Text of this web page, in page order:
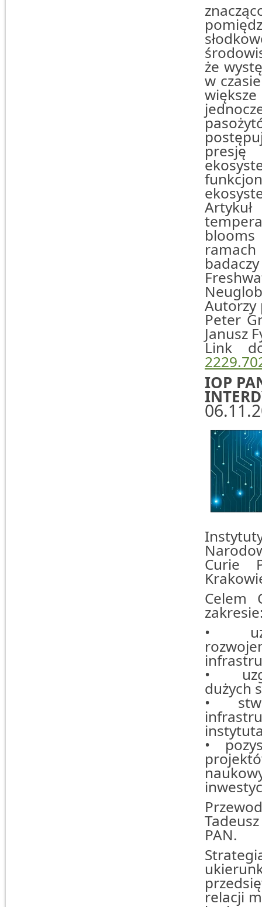
że
w
Autorzy
Peter
Janusz
Link
IOP
Curie
Celem
•
•
dużych
•
•
PAN.
relacji